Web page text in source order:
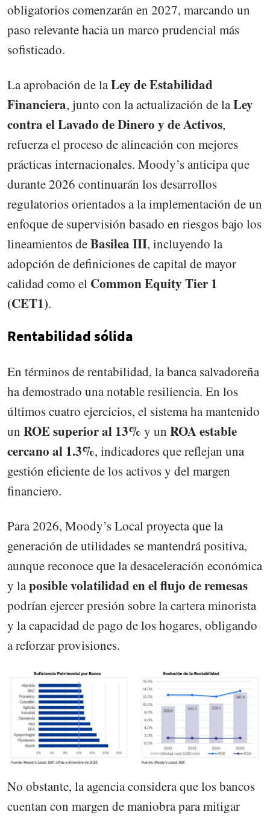
obligatorios comenzarán en 2027, marcando un
paso relevante hacia un marco prudencial más
sofisticado.
La aprobación de laLey de Estabilidad
Financiera, junto con la actualización de laLey
contra el Lavado de Dinero y de Activos,
refuerza el proceso de alineación con mejores
prácticas internacionales. Moody’s anticipa que
durante 2026 continuarán los desarrollos
regulatorios orientados a la implementación de un
enfoque de supervisión basado en riesgos bajo los
lineamientos deBasilea III, incluyendo la
adopción de definiciones de capital de mayor
calidad como el Common Equity Tier 1
(CET1).
Rentabilidad sólida
En términos de rentabilidad, la banca salvadoreña
ha demostrado una notable resiliencia. En los
últimos cuatro ejercicios, el sistema ha mantenido
un ROE superior al 13% y un ROA estable
cercano al 1.3%, indicadores que reflejan una
gestión eficiente de los activos y del margen
financiero.
Para 2026, Moody’s Local proyecta que la
generación de utilidades se mantendrá positiva,
aunque reconoce que la desaceleración económica
y laposible volatilidad en el flujo de remesas
podrían ejercer presión sobre la cartera minorista
y la capacidad de pago de los hogares, obligando
a reforzar provisiones.
No obstante, la agencia considera que los bancos
cuentan con margen de maniobra para mitigar